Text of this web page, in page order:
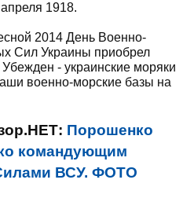
1918.
2014 День Военно-
Сил Украины приобрел
- украинские моряки
военно-морские базы на
Порошенко
командующим
ВСУ. ФОТО